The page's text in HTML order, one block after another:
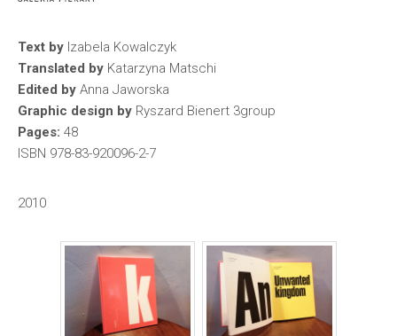
Text by Izabela Kowalczyk
Translated by Katarzyna Matschi
Edited by Anna Jaworska
Graphic design by Ryszard Bienert 3group
Pages: 48
ISBN 978-83-920096-2-7
2010